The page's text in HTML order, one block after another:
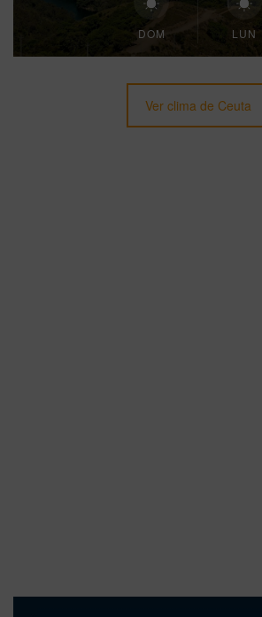
DOM LUN
Ver clima de Ceuta